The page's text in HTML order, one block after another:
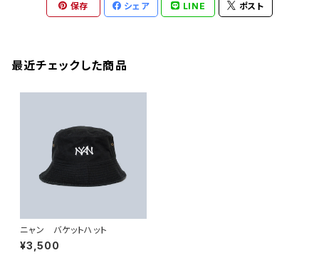
保存 シェア LINE ポスト
最近チェックした商品
ニャン バケットハット
¥3,500